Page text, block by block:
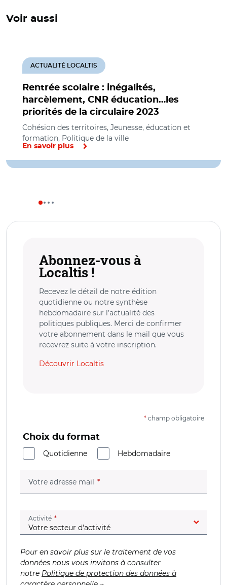
Voir aussi
Rentrée scolaire : inégalités,
harcèlement, CNR éducation…les
priorités de la circulaire 2023
ACTUALITÉ LOCALTIS
Cohésion des territoires, Jeunesse, éducation et
formation, Politique de la ville
En savoir plus
Abonnez-vous à
Localtis !
Recevez le détail de notre édition
quotidienne ou notre synthèse
hebdomadaire sur l’actualité des
politiques publiques. Merci de confirmer
votre abonnement dans le mail que vous
recevrez suite à votre inscription.
Découvrir Localtis
* champ obligatoire
Choix du format
Quotidienne
Hebdomadaire
Votre adresse mail (champ obligatoire)
Activité (champ obligatoire)
Pour en savoir plus sur le traitement de vos
données nous vous invitons à consulter
notre Politique de protection des données à